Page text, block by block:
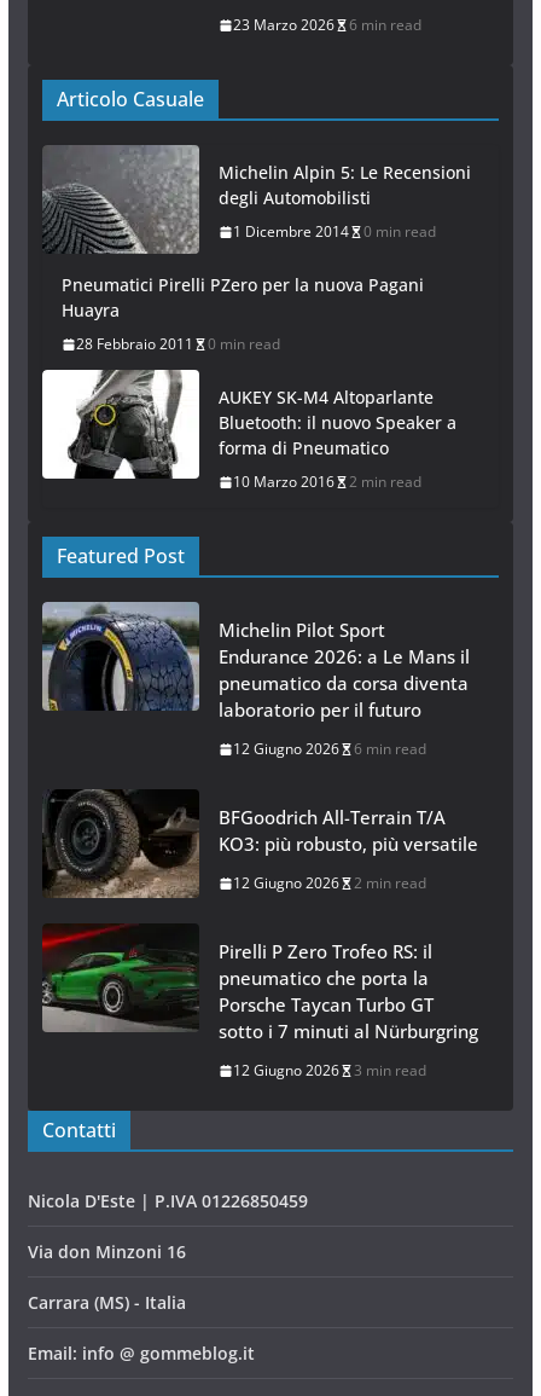
23 Marzo 2026 6 min read
Articolo Casuale
Michelin Alpin 5: Le Recensioni
degli Automobilisti
1 Dicembre 2014 0 min read
Pneumatici Pirelli PZero per la nuova Pagani
Huayra
28 Febbraio 2011 0 min read
AUKEY SK-M4 Altoparlante
Bluetooth: il nuovo Speaker a
forma di Pneumatico
10 Marzo 2016 2 min read
Featured Post
Michelin Pilot Sport
Endurance 2026: a Le Mans il
pneumatico da corsa diventa
laboratorio per il futuro
12 Giugno 2026 6 min read
BFGoodrich All-Terrain T/A
KO3: più robusto, più versatile
12 Giugno 2026 2 min read
Pirelli P Zero Trofeo RS: il
pneumatico che porta la
Porsche Taycan Turbo GT
sotto i 7 minuti al Nürburgring
12 Giugno 2026 3 min read
Contatti
Nicola D'Este | P.IVA 01226850459
Via don Minzoni 16
Carrara (MS) - Italia
Email: info @ gommeblog.it